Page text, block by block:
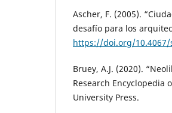
Ascher, F. (2005).
desafío para los
https://doi.org/10.4067/
Bruey, A.J. (2020).
Research Encyclopedia
University Press.